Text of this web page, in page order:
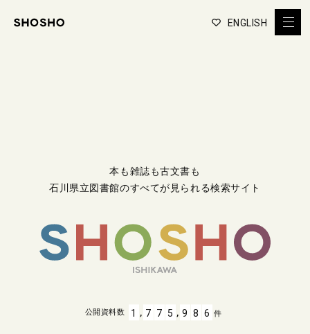
ENGLISH
本も雑誌も古文書も
石川県立図書館のすべてが見られる検索サイト
公開資料数 1 , 7 7 5 , 9 8 6 件